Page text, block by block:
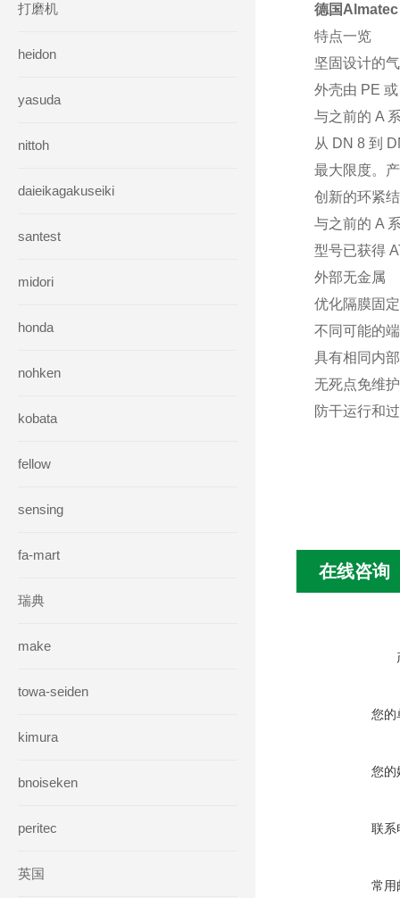
打磨机
heidon
yasuda
nittoh
daieikagakuseiki
santest
midori
honda
nohken
kobata
fellow
sensing
fa-mart
瑞典
make
towa-seiden
kimura
bnoiseken
peritec
英国
德国Almatec
特点一览
坚固设计的
外壳由 PE
与之前的 A
从 DN 8 到
最大限度。
创新的环紧
与之前的 A
型号已获得
外部无金属
优化隔膜固
不同可能的
具有相同内
无死点免维
防干运行和
在线咨询
您的
您的
联系
常用